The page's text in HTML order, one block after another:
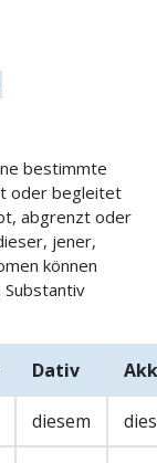
bestimmte
oder begleitet
abgrenzt oder
jener,
können
Dativ
diesem